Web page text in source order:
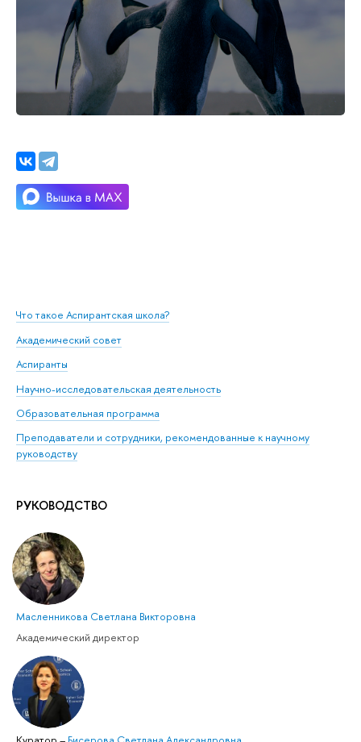
Что такое Аспирантская школа?
Академический совет
Аспиранты
Научно-исследовательская деятельность
Образовательная программа
Преподаватели и сотрудники, рекомендованные к научному
руководству
РУКОВОДСТВО
Масленникова Светлана Викторовна
Академический директор